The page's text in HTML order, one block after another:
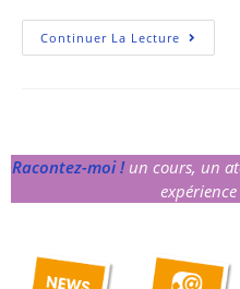
Continuer La Lecture
Racontez-moi ! un cours, un
expérience